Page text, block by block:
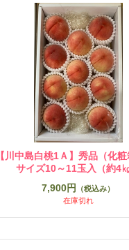
【川中島白桃1Ａ】秀品（化
サイズ10～11玉入（約4㎏
7,900円
（税込み）
在庫切れ